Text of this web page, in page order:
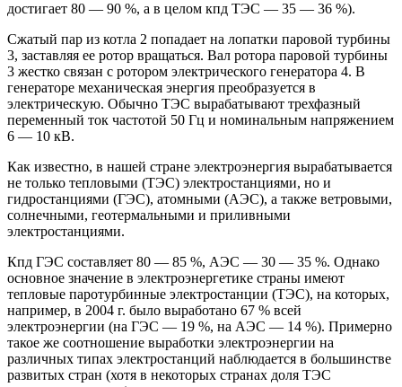
достигает 80 — 90 %, а в целом кпд ТЭС — 35 — 36 %).
Сжатый пар из котла 2 попадает на лопатки паровой турбины
3, заставляя ее ротор вращаться. Вал ротора паровой турбины
3 жестко связан с ротором электрического генератора 4. В
генераторе механическая энергия преобразуется в
электрическую. Обычно ТЭС вырабатывают трехфазный
переменный ток частотой 50 Гц и номинальным напряжением
6 — 10 кВ.
Как известно, в нашей стране электроэнергия вырабатывается
не только тепловыми (ТЭС) электростанциями, но и
гидростанциями (ГЭС), атомными (АЭС), а также ветровыми,
солнечными, геотермальными и приливными
электростанциями.
Кпд ГЭС составляет 80 — 85 %, АЭС — 30 — 35 %. Однако
основное значение в электроэнергетике страны имеют
тепловые паротурбинные электростанции (ТЭС), на которых,
например, в 2004 г. было выработано 67 % всей
электроэнергии (на ГЭС — 19 %, на АЭС — 14 %). Примерно
такое же соотношение выработки электроэнергии на
различных типах электростанций наблюдается в большинстве
развитых стран (хотя в некоторых странах доля ТЭС